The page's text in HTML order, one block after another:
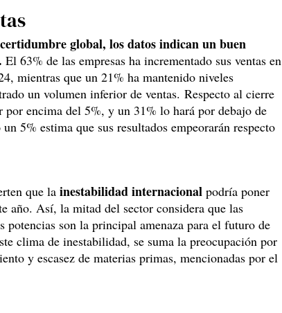
global, los datos indican un buen
El 63% de las empresas ha incrementado sus ventas en
mientras que un 21% ha mantenido niveles
un volumen inferior de ventas. Respecto al cierre
encima del 5%, y un 31% lo hará por debajo de
5% estima que sus resultados empeorarán respecto
que la inestabilidad internacional podría poner
año. Así, la mitad del sector considera que las
potencias son la principal amenaza para el futuro de
clima de inestabilidad, se suma la preocupación por
y escasez de materias primas, mencionadas por el